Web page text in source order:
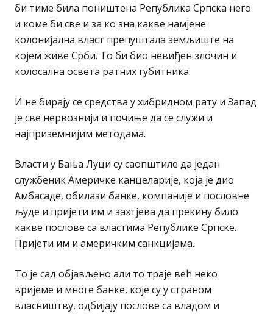
би тиме била поништена Република Српска него
и коме би све и за ко зна какве намјене
колонијална власт препуштала земљиште на
којем живе Срби. То би био невиђен злочин и
колосална освета ратних губитника.
И не бирају се средства у хибридном рату и Запад
је све нервознији и почиње да се служи и
најприземнијим методама.
Власти у Бања Луци су саопштиле да један
службеник Америчке канцеларије, која је дио
Амбасаде, обилази банке, компаније и пословне
људе и пријети им и захтјева да прекину било
какве послове са властима Републике Српске.
Пријети им и америчким санкцијама.
То је сад објављено али то траје већ неко
вријеме и многе банке, које су у страном
власништву, одбијају послове са владом и